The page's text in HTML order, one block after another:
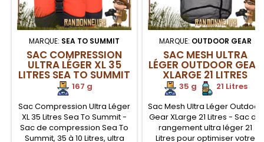
MARQUE: SEA TO SUMMIT
SAC COMPRESSION
ULTRA LÉGER XL 35
LITRES SEA TO SUMMIT
167 g
Sac Compression Ultra Léger
XL 35 Litres Sea To Summit -
Sac de compression Sea To
Summit, 35 à 10 Litres, ultra
MARQUE: OUTDOOR GEAR
SAC MESH ULTRA
LÉGER OUTDOOR GEAR
XLARGE 21 LITRES
35 g
21 Litres
Sac Mesh Ultra Léger Outdoor
Gear XLarge 21 Litres - Sac de
rangement ultra léger 21
Litres pour optimiser votre